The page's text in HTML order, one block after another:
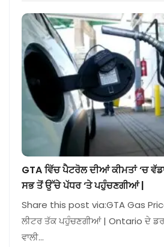
GTA ਵਿੱਚ ਪੈਟਰੋਲ ਦੀਆਂ ਕੀਮਤਾਂ ‘ਚ
ਸਭ ਤੋਂ ਉੱਚੇ ਪੱਧਰ ‘ਤੇ ਪਹੁੰਚਣਗੀਆਂ |
Share this post via:GTA Gas
ਲੀਟਰ ਤੱਕ ਪਹੁੰਚਣਗੀਆਂ | Ontario ਦੇ
ਵਾਲੀ…